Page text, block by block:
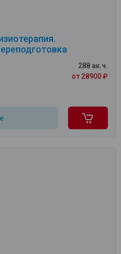
288 ак.ч.
от 28900 ₽